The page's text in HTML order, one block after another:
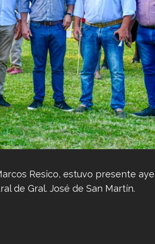
Resico, estuvo presente
de Gral. José de San Martín.